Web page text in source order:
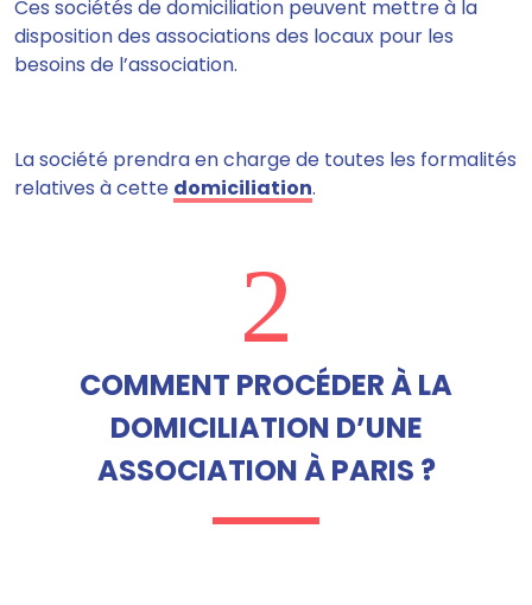
Ces sociétés de domiciliation peuvent mettre à la
disposition des associations des locaux pour les
besoins de l’association.
La société prendra en charge de toutes les formalités
relatives à cette domiciliation.
2
COMMENT PROCÉDER À LA
DOMICILIATION D’UNE
ASSOCIATION À PARIS ?